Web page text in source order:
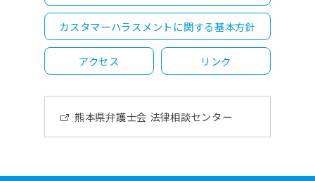
カスタマーハラスメントに関する基本方針
アクセス リンク
熊本県弁護士会 法律相談センター